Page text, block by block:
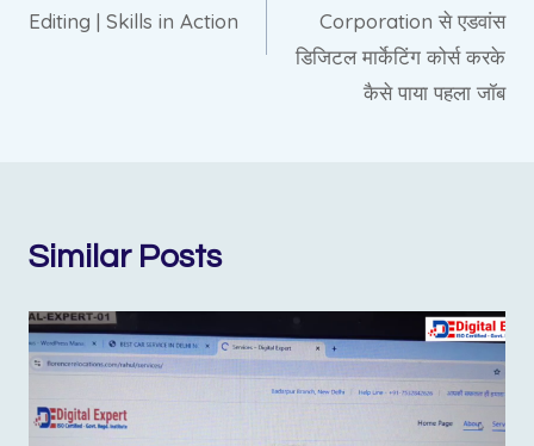
Editing | Skills in Action
Corporation से एडवांस
डिजिटल मार्केटिंग कोर्स करके
कैसे पाया पहला जॉब
Similar Posts